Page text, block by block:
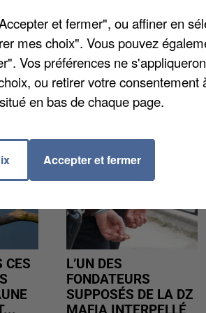
villes de la région. Les
TER. Retrouvez plus
CES
L’UN DES
FONDATEURS
SUPPOSÉS DE LA DZ
et fermer", ou affiner en
mes choix". Vous pouvez
Vos préférences ne
ou retirer votre consentement
en bas de chaque page.
Accepter et fermer